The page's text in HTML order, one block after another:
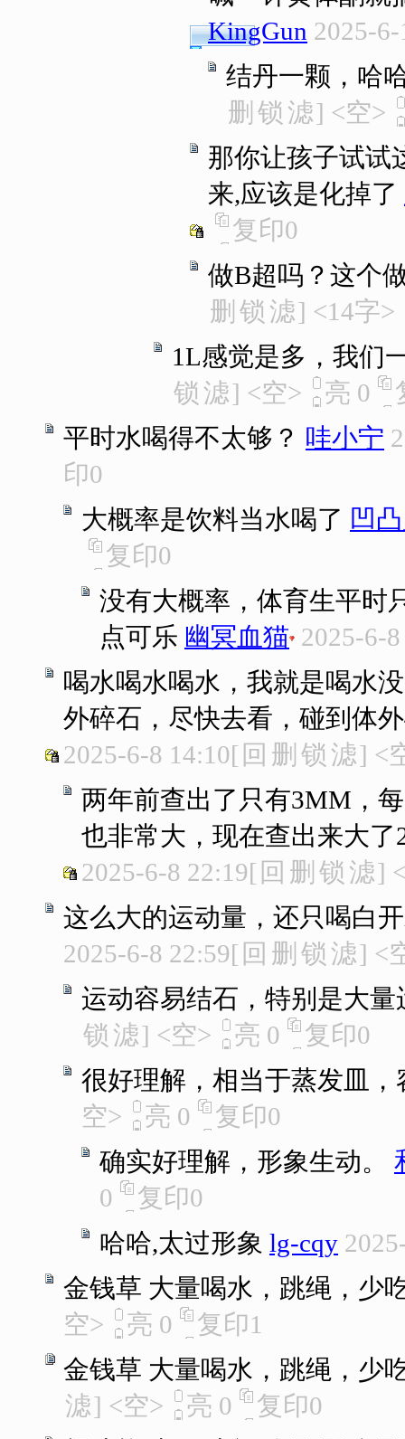
KingGun 2025-
结丹一颗，哈
删 锁 滤] <空>
那你让孩子试试
来,应该是化掉了
复印0
做B超吗？这个
删 锁 滤] <14字>
1L感觉是多，我们
锁 滤] <空> 亮 0
平时水喝得不太够？ 哇小宁
印0
大概率是饮料当水喝了 凹
复印0
没有大概率，体育生平时
点可乐 幽冥血猫 2025-6-
喝水喝水喝水，我就是喝水
外碎石，尽快去看，碰到体
2025-6-8 14:10[ 回 删 锁 滤] <
两年前查出了只有3MM，
也非常大，现在查出来大
2025-6-8 22:19[ 回 删 锁 滤]
这么大的运动量，还只喝白
2025-6-8 22:59[ 回 删 锁 滤] <
运动容易结石，特别是大
锁 滤] <空> 亮 0 复印0
很好理解，相当于蒸发皿，
空>
亮 0 复印0
确实好理解，形象生动。
0
复印0
哈哈,太过形象 lg-cqy
金钱草 大量喝水，跳绳，少
空>
亮 0 复印1
金钱草 大量喝水，跳绳，少
滤] <空> 亮 0 复印0